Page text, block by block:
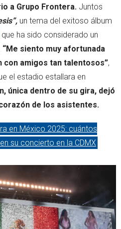
a Grupo Frontera. Juntos
un tema del exitoso álbum
que ha sido considerado un
“Me siento muy afortunada
amigos tan talentosos”,
el estadio estallara en
única dentro de su gira, dejó
de los asistentes.
en México 2025: cuántos
su concierto en la CDMX